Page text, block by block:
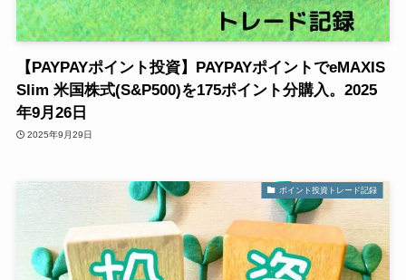
【PAYPAYポイント投資】PAYPAYポイントでeMAXIS
Slim 米国株式(S&P500)を175ポイント分購入。2025
年9月26日
2025年9月29日
ポイント投資トレード記録